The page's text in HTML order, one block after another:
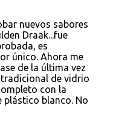
nuevos sabores
Draak...fue
es
único. Ahora me
de la última vez
tradicional de vidrio
con la
plástico blanco. No